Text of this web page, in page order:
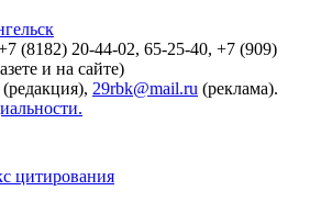
(8182) 20-44-02, 65-25-40, +7 (909)
и на сайте)
(редакция), 29rbk@mail.ru (реклама).